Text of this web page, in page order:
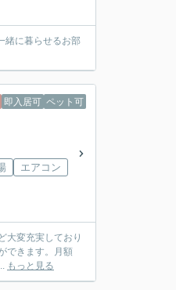
緒に暮らせるお部
即入居可 ペット可
エアコン
大変充実しており
できます。月額
もっと見る